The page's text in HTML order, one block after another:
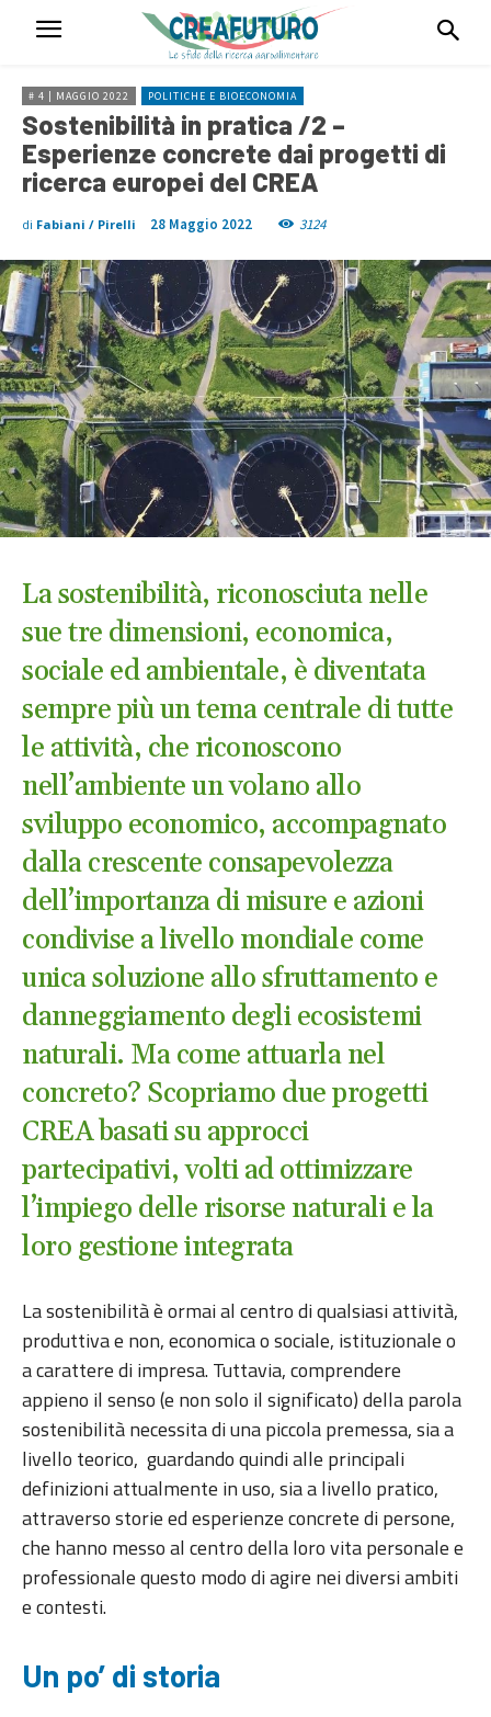
# 4 | MAGGIO 2022 POLITICHE E BIOECONOMIA
Sostenibilità in pratica /2 –
Esperienze concrete dai progetti di
ricerca europei del CREA
di Fabiani / Pirelli 28 Maggio 2022 3124
La sostenibilità, riconosciuta nelle
sue tre dimensioni, economica,
sociale ed ambientale, è diventata
sempre più un tema centrale di tutte
le attività, che riconoscono
nell’ambiente un volano allo
sviluppo economico, accompagnato
dalla crescente consapevolezza
dell’importanza di misure e azioni
condivise a livello mondiale come
unica soluzione allo sfruttamento e
danneggiamento degli ecosistemi
naturali. Ma come attuarla nel
concreto? Scopriamo due progetti
CREA basati su approcci
partecipativi, volti ad ottimizzare
l’impiego delle risorse naturali e la
loro gestione integrata
La sostenibilità è ormai al centro di qualsiasi attività,
produttiva e non, economica o sociale, istituzionale o
a carattere di impresa. Tuttavia, comprendere
appieno il senso (e non solo il significato) della parola
sostenibilità necessita di una piccola premessa, sia a
livello teorico, guardando quindi alle principali
definizioni attualmente in uso, sia a livello pratico,
attraverso storie ed esperienze concrete di persone,
che hanno messo al centro della loro vita personale e
professionale questo modo di agire nei diversi ambiti
e contesti.
Un po’ di storia